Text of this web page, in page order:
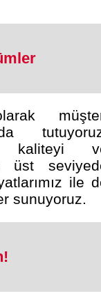
kaliteyi
üst
ile
sunuyoruz.